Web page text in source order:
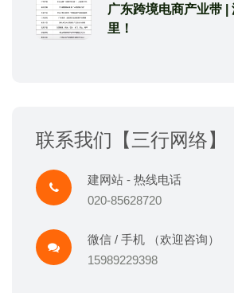
广东跨境电商产业带 |
里！
联系我们【三行网络】
建网站 - 热线电话
020-85628720
微信 / 手机 （欢迎咨询）
15989229398